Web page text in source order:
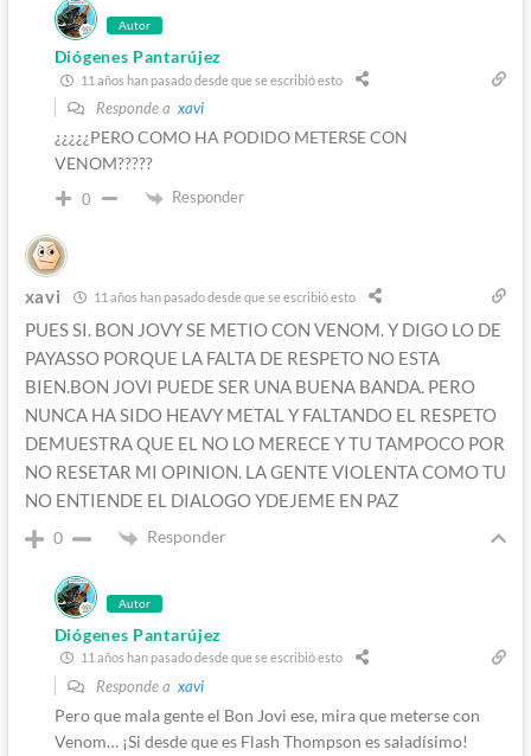
Autor
Diógenes Pantarújez
11 años han pasado desde que se escribió esto
Responde a xavi
¿¿¿¿¿PERO COMO HA PODIDO METERSE CON
VENOM?????
0 Responder
xavi 11 años han pasado desde que se escribió esto
PUES SI. BON JOVY SE METIO CON VENOM. Y DIGO LO DE
PAYASSO PORQUE LA FALTA DE RESPETO NO ESTA
BIEN.BON JOVI PUEDE SER UNA BUENA BANDA. PERO
NUNCA HA SIDO HEAVY METAL Y FALTANDO EL RESPETO
DEMUESTRA QUE EL NO LO MERECE Y TU TAMPOCO POR
NO RESETAR MI OPINION. LA GENTE VIOLENTA COMO TU
NO ENTIENDE EL DIALOGO YDEJEME EN PAZ
0 Responder
Autor
Diógenes Pantarújez
11 años han pasado desde que se escribió esto
Responde a xavi
Pero que mala gente el Bon Jovi ese, mira que meterse con
Venom… ¡Si desde que es Flash Thompson es saladísimo!